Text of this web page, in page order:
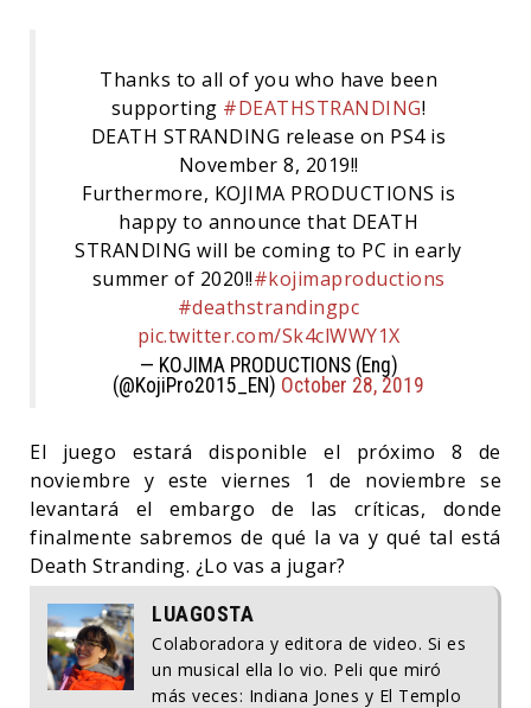
Thanks to all of you who have been
supporting #DEATHSTRANDING!
DEATH STRANDING release on PS4 is
November 8, 2019!!
Furthermore, KOJIMA PRODUCTIONS is
happy to announce that DEATH
STRANDING will be coming to PC in early
summer of 2020!!#kojimaproductions
#deathstrandingpc
pic.twitter.com/Sk4clWWY1X
— KOJIMA PRODUCTIONS (Eng)
(@KojiPro2015_EN) October 28, 2019
El juego estará disponible el próximo 8 de
noviembre y este viernes 1 de noviembre se
levantará el embargo de las críticas, donde
finalmente sabremos de qué la va y qué tal está
Death Stranding. ¿Lo vas a jugar?
LUAGOSTA
Colaboradora y editora de video. Si es
un musical ella lo vio. Peli que miró
más veces: Indiana Jones y El Templo